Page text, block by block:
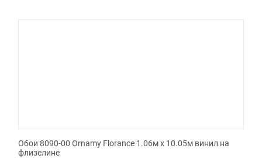
Обои 8090-00 Ornamy Florance 1.06м x 10.05м винил на
флизелине